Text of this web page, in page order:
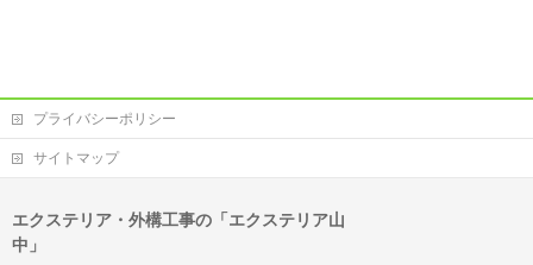
プライバシーポリシー
サイトマップ
エクステリア・外構工事の「エクステリア山
中」